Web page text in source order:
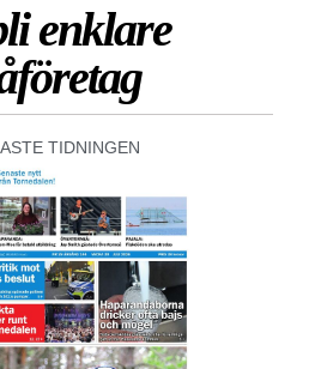
enklare
TIDNINGEN